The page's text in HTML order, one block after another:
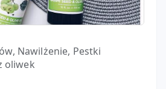
Nawilżenie, Pestki
oliwek